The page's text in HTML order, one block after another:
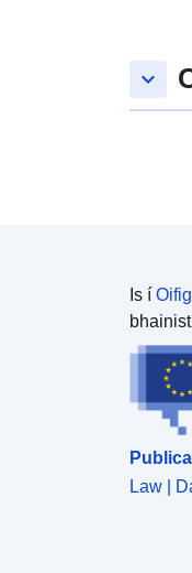
keyboard_arrow_down
Is í
Law |